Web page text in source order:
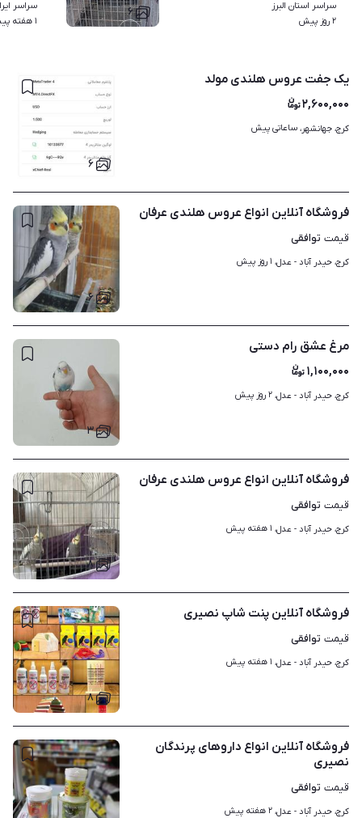
۶
سراسر استان البرز
۲ روز پیش
سراسر
۱ هفته پیش
۶
یک جفت عروس هلندی مولد
۲,۶۰۰,۰۰۰
کرج، جهانشهر، ساعاتی پیش
۶
فروشگاه آنلاین انواع عروس هلندی عرفان
قیمت توافقی
کرج، حیدر آباد - عدل، ۱ روز پیش
۳
مرغ عشق رام دستی
۱,۱۰۰,۰۰۰
کرج، حیدر آباد - عدل، ۲ روز پیش
۸
فروشگاه آنلاین انواع عروس هلندی عرفان
قیمت توافقی
کرج، حیدر آباد - عدل، ۱ هفته پیش
۸
فروشگاه آنلاین پنت شاپ نصیری
قیمت توافقی
کرج، حیدر آباد - عدل، ۱ هفته پیش
فروشگاه آنلاین انواع داروهای پرندگان
نصیری
قیمت توافقی
کرج، حیدر آباد - عدل، ۲ هفته پیش